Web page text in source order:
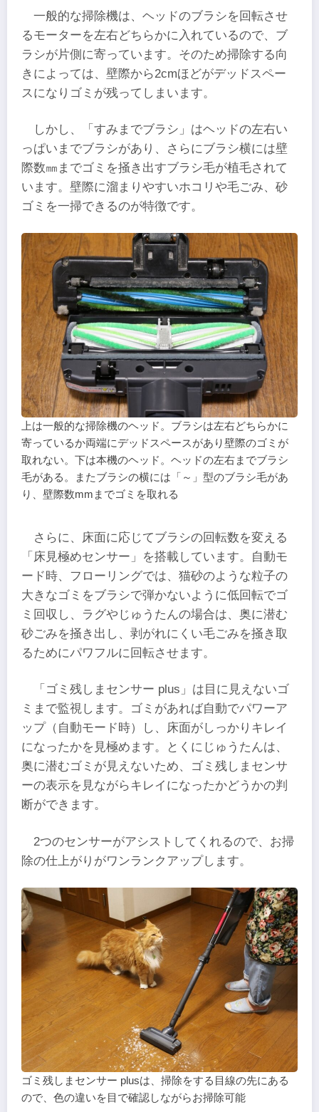
一般的な掃除機は、ヘッドのブラシを回転させ
るモーターを左右どちらかに入れているので、ブ
ラシが片側に寄っています。そのため掃除する向
きによっては、壁際から2cmほどがデッドスペー
スになりゴミが残ってしまいます。
しかし、「すみまでブラシ」はヘッドの左右い
っぱいまでブラシがあり、さらにブラシ横には壁
際数㎜までゴミを掻き出すブラシ毛が植毛されて
います。壁際に溜まりやすいホコリや毛ごみ、砂
ゴミを一掃できるのが特徴です。
上は一般的な掃除機のヘッド。ブラシは左右どちらかに
寄っているか両端にデッドスペースがあり壁際のゴミが
取れない。下は本機のヘッド。ヘッドの左右までブラシ
毛がある。またブラシの横には「～」型のブラシ毛があ
り、壁際数mmまでゴミを取れる
さらに、床面に応じてブラシの回転数を変える
「床見極めセンサー」を搭載しています。自動モ
ード時、フローリングでは、猫砂のような粒子の
大きなゴミをブラシで弾かないように低回転でゴ
ミ回収し、ラグやじゅうたんの場合は、奥に潜む
砂ごみを掻き出し、剥がれにくい毛ごみを掻き取
るためにパワフルに回転させます。
「ゴミ残しまセンサー plus」は目に見えないゴ
ミまで監視します。ゴミがあれば自動でパワーア
ップ（自動モード時）し、床面がしっかりキレイ
になったかを見極めます。とくにじゅうたんは、
奥に潜むゴミが見えないため、ゴミ残しまセンサ
ーの表示を見ながらキレイになったかどうかの判
断ができます。
2つのセンサーがアシストしてくれるので、お掃
除の仕上がりがワンランクアップします。
ゴミ残しまセンサー plusは、掃除をする目線の先にある
ので、色の違いを目で確認しながらお掃除可能